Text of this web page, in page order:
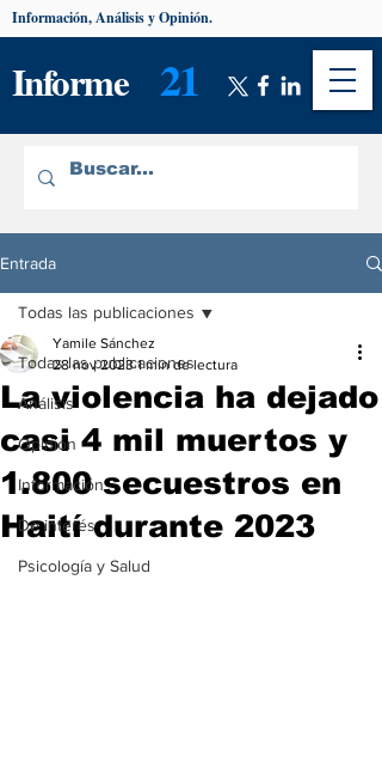
Informe 21
Información, Análisis y Opinión.
Entrada
Todas las publicaciones
Análisis
Opinión
Información
De interés
Psicología y Salud
Todas las publicaciones
La violencia ha dejado
casi 4 mil muertos y
1.800 secuestros en
Haití durante 2023
Yamile Sánchez
28 nov 2023 1 min de lectura